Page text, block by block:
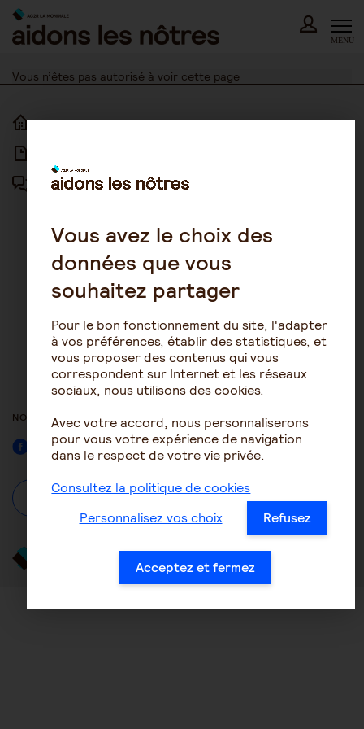
Skip
content
MENU
Vous n’êtes pas autorisé à voir cette page
ACCUEIL
FORUM
PLAN DU SITE
D’UTILISATION
POLITIQUE DE PROTECTION DES
GESTION DES COOKIES
ACCESSIBILITÉ : NON
CONFORME
NOUS SUIVRE
Facebook
À propos Se connecter / S'inscrire
Vous avez le choix des
données que vous
souhaitez partager
Pour le bon fonctionnement du site, l'adapter
à vos préférences, établir des statistiques, et
vous proposer des contenus qui vous
correspondent sur Internet et les réseaux
sociaux, nous utilisons des cookies.
Avec votre accord, nous personnaliserons
pour vous votre expérience de navigation
dans le respect de votre vie privée.
Consultez la politique de cookies
Personnalisez vos choix
Refusez
Acceptez et fermez